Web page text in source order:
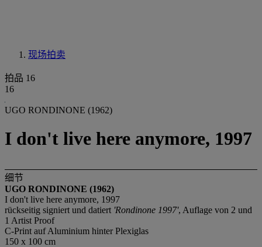
现场拍卖
拍品 16
16
UGO RONDINONE (1962)
I don't live here anymore, 1997
细节
UGO RONDINONE (1962)
I don't live here anymore, 1997
rückseitig signiert und datiert 'Rondinone 1997', Auflage von 2 und
1 Artist Proof
C-Print auf Aluminium hinter Plexiglas
150 x 100 cm